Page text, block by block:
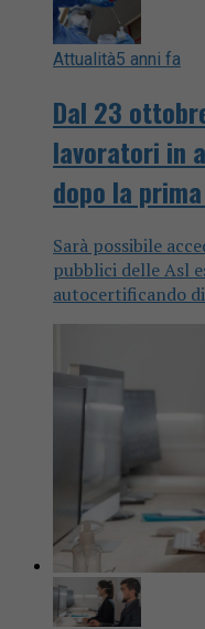
Attualità5 anni fa
Dal 23
lavoratori in
dopo la
Sarà possibile
pubblici delle Asl
autocertificando